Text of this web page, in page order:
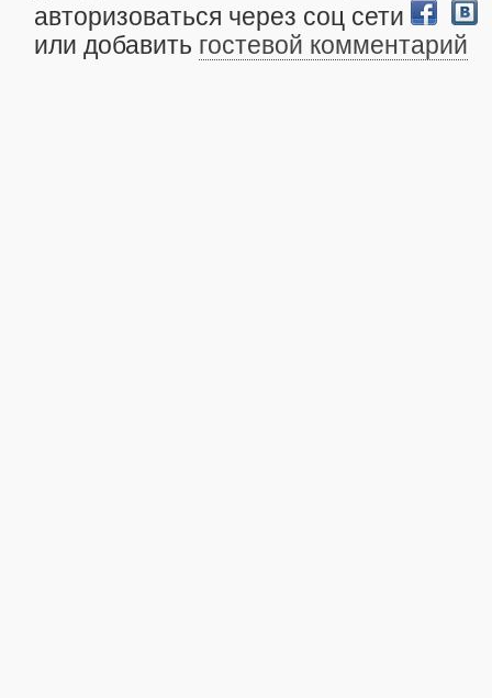
авторизоваться через соц сети
или добавить гостевой комментарий